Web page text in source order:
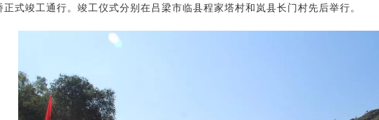
式竣工通行。竣工仪式分别在吕梁市临县程家塔村和岚县长门村先后举行。